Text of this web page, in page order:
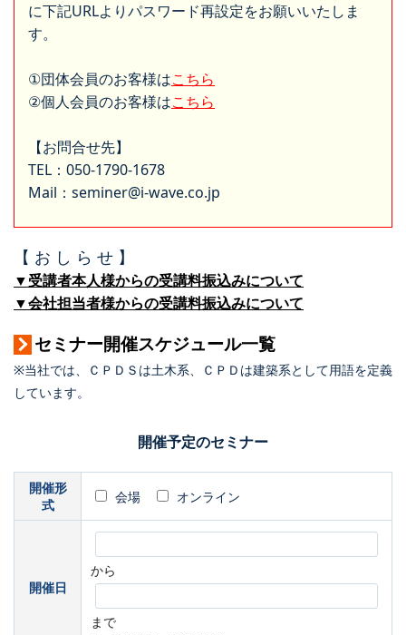
に下記URLよりパスワード再設定をお願いいたしま
す。
①団体会員のお客様はこちら
②個人会員のお客様はこちら
【お問合せ先】
TEL：050-1790-1678
Mail：seminer@i-wave.co.jp
【 お し ら せ 】
▼受講者本人様からの受講料振込みについて
▼会社担当者様からの受講料振込みについて
セミナー開催スケジュール一覧
※当社では、ＣＰＤＳは土木系、ＣＰＤは建築系として用語を定義
しています。
開催予定のセミナー
開催形
式
会場 オンライン
開催日
から
まで